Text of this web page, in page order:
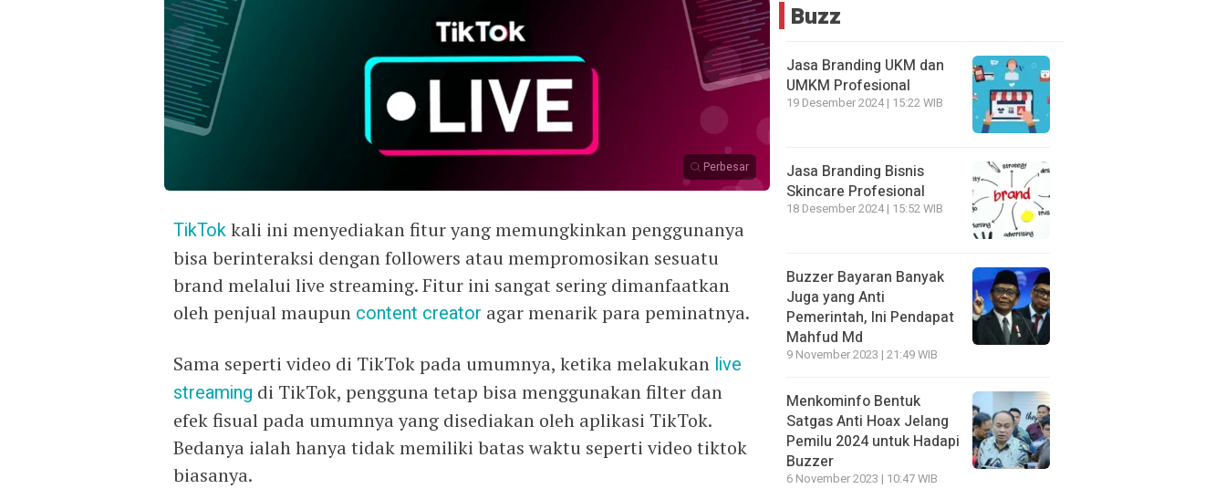
Perbesar
TikTokkali ini menyediakan fitur yang memungkinkan penggunanya
bisa berinteraksi dengan followers atau mempromosikan sesuatu
brand melalui live streaming. Fitur ini sangat sering dimanfaatkan
oleh penjual maupun content creator agar menarik para peminatnya.
Sama seperti video di TikTok pada umumnya, ketika melakukan live
streaming di TikTok, pengguna tetap bisa menggunakan filter dan
efek fisual pada umumnya yang disediakan oleh aplikasi TikTok.
Bedanya ialah hanya tidak memiliki batas waktu seperti video tiktok
biasanya.
Buzz
Jasa Branding UKM dan
UMKM Profesional
19 Desember 2024 | 15:22 WIB
Jasa Branding Bisnis
Skincare Profesional
18 Desember 2024 | 15:52 WIB
Buzzer Bayaran Banyak
Juga yang Anti
Pemerintah, Ini Pendapat
Mahfud Md
9 November 2023 | 21:49 WIB
Menkominfo Bentuk
Satgas Anti Hoax Jelang
Pemilu 2024 untuk Hadapi
Buzzer
6 November 2023 | 10:47 WIB